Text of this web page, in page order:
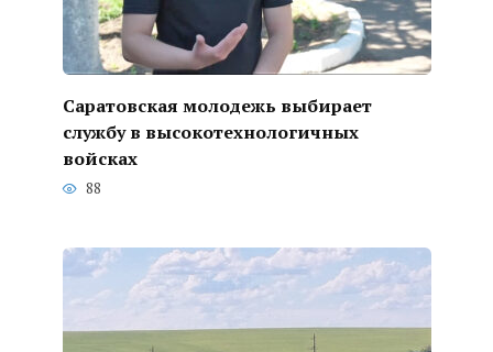
Саратовская молодежь выбирает
службу в высокотехнологичных
войсках
88